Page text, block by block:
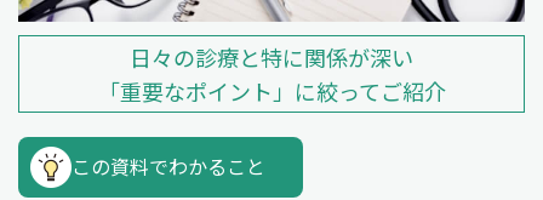
日々の診療と特に関係が深い
「重要なポイント」に絞ってご紹介
この資料でわかること